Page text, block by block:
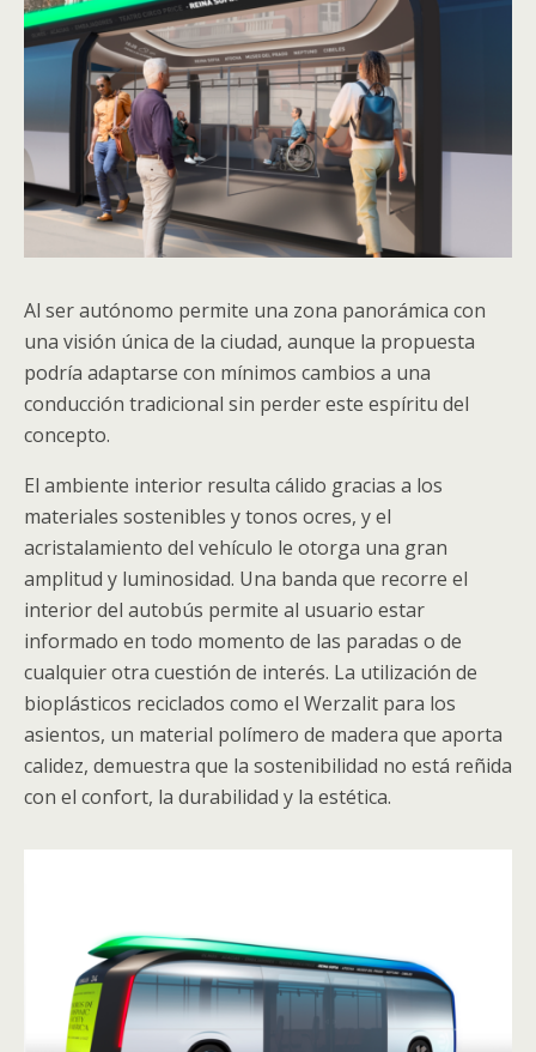
Al ser autónomo permite una zona panorámica con
una visión única de la ciudad, aunque la propuesta
podría adaptarse con mínimos cambios a una
conducción tradicional sin perder este espíritu del
concepto.
El ambiente interior resulta cálido gracias a los
materiales sostenibles y tonos ocres, y el
acristalamiento del vehículo le otorga una gran
amplitud y luminosidad. Una banda que recorre el
interior del autobús permite al usuario estar
informado en todo momento de las paradas o de
cualquier otra cuestión de interés. La utilización de
bioplásticos reciclados como el Werzalit para los
asientos, un material polímero de madera que aporta
calidez, demuestra que la sostenibilidad no está reñida
con el confort, la durabilidad y la estética.